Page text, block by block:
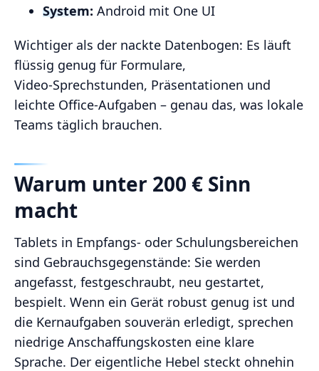
System: Android mit One UI
Wichtiger als der nackte Datenbogen: Es läuft
flüssig genug für Formulare,
Video‑Sprechstunden, Präsentationen und
leichte Office‑Aufgaben – genau das, was lokale
Teams täglich brauchen.
Warum unter 200 € Sinn
macht
Tablets in Empfangs‑ oder Schulungsbereichen
sind Gebrauchsgegenstände: Sie werden
angefasst, festgeschraubt, neu gestartet,
bespielt. Wenn ein Gerät robust genug ist und
die Kernaufgaben souverän erledigt, sprechen
niedrige Anschaffungskosten eine klare
Sprache. Der eigentliche Hebel steckt ohnehin